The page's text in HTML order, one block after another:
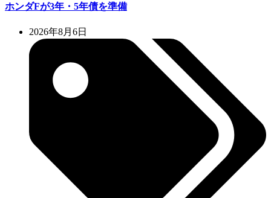
ホンダFが3年・5年債を準備
2026年8月6日